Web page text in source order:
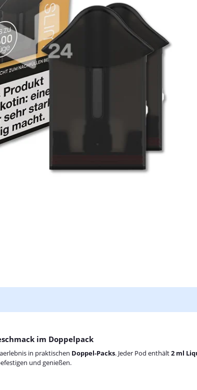
im Doppelpack
in praktischen Doppel-Packs. Jeder Pod enthält2 ml
und genießen.